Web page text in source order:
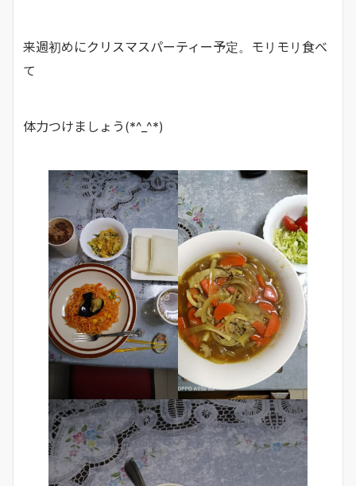
来週初めにクリスマスパーティー予定。モリモリ食べ
て
体力つけましょう(*^_^*)